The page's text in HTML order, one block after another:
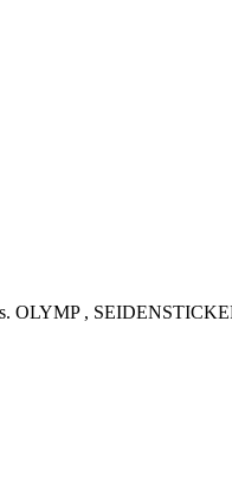
OLYMP ,